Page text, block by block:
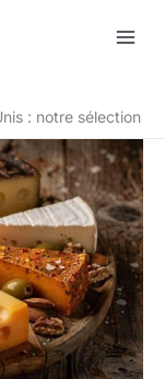
: notre sélection